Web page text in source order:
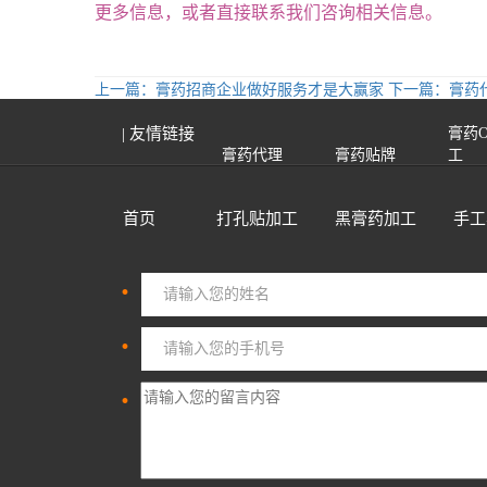
更多信息，或者直接联系我们咨询相关信息。
上一篇：膏药招商企业做好服务才是大赢家 下一篇：膏
| 友情链接
膏药代理 膏药贴牌
膏药
工
首页 打孔贴加工 黑膏药加工 手
·
·
·